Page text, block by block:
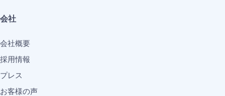
会社
会社概要
採用情報
プレス
お客様の声